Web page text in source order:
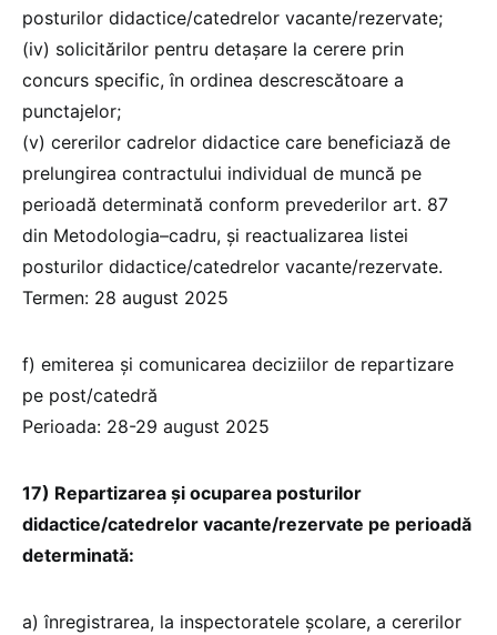
posturilor didactice/catedrelor vacante/rezervate;
(iv) solicitărilor pentru detașare la cerere prin
concurs specific, în ordinea descrescătoare a
punctajelor;
(v) cererilor cadrelor didactice care beneficiază de
prelungirea contractului individual de muncă pe
perioadă determinată conform prevederilor art. 87
din Metodologia–cadru, și reactualizarea listei
posturilor didactice/catedrelor vacante/rezervate.
Termen: 28 august 2025
f) emiterea și comunicarea deciziilor de repartizare
pe post/catedră
Perioada: 28-29 august 2025
17) Repartizarea și ocuparea posturilor
didactice/catedrelor vacante/rezervate pe perioadă
determinată:
a) înregistrarea, la inspectoratele școlare, a cererilor